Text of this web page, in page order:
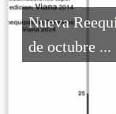
Nueva
de octubre ...